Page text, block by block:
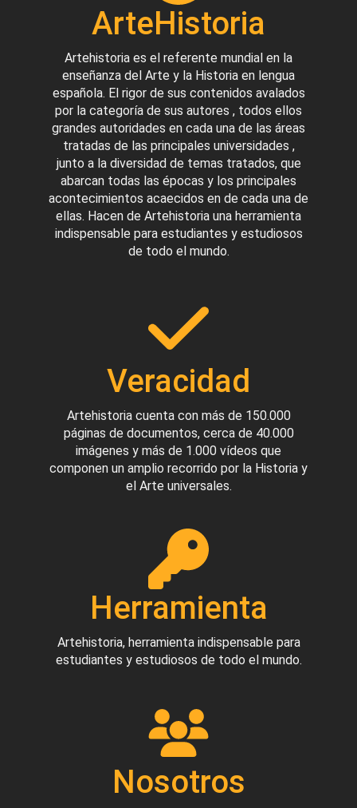
ArteHistoria
Artehistoria es el referente mundial en la
enseñanza del Arte y la Historia en lengua
española. El rigor de sus contenidos avalados
por la categoría de sus autores , todos ellos
grandes autoridades en cada una de las áreas
tratadas de las principales universidades ,
junto a la diversidad de temas tratados, que
abarcan todas las épocas y los principales
acontecimientos acaecidos en de cada una de
ellas. Hacen de Artehistoria una herramienta
indispensable para estudiantes y estudiosos
de todo el mundo.
Veracidad
Artehistoria cuenta con más de 150.000
páginas de documentos, cerca de 40.000
imágenes y más de 1.000 vídeos que
componen un amplio recorrido por la Historia y
el Arte universales.
Herramienta
Artehistoria, herramienta indispensable para
estudiantes y estudiosos de todo el mundo.
Nosotros